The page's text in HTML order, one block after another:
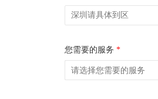
您需要的服务 *